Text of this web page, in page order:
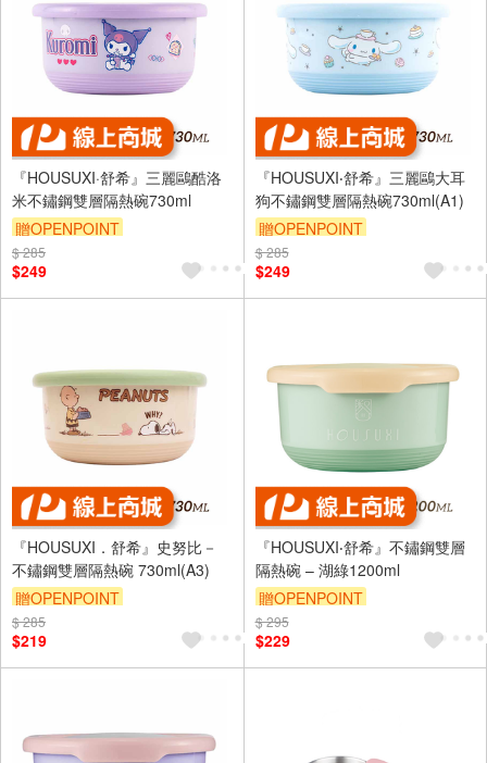
『HOUSUXI·舒希』三麗鷗酷洛
米不鏽鋼雙層隔熱碗730ml
贈OPENPOINT
$ 285
$249
『HOUSUXI‧舒希』三麗鷗大耳
狗不鏽鋼雙層隔熱碗730ml(A1)
贈OPENPOINT
$ 285
$249
『HOUSUXI．舒希』史努比－
不鏽鋼雙層隔熱碗 730ml(A3)
贈OPENPOINT
$ 285
$219
『HOUSUXI‧舒希』不鏽鋼雙層
隔熱碗 – 湖綠1200ml
贈OPENPOINT
$ 295
$229